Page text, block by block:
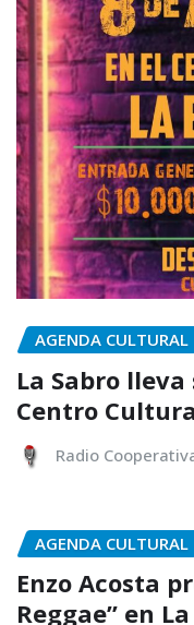
AGENDA CULTURAL
La Sabro
Centro
Radio
AGENDA CULTURAL
Enzo Acosta
Reggae” en